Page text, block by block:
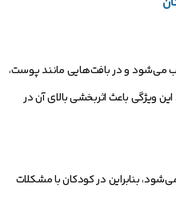
می‌شود و در بافت‌هایی مانند پوست،
ویژگی باعث اثربخشی بالای آن در
بنابراین در کودکان با مشکلات